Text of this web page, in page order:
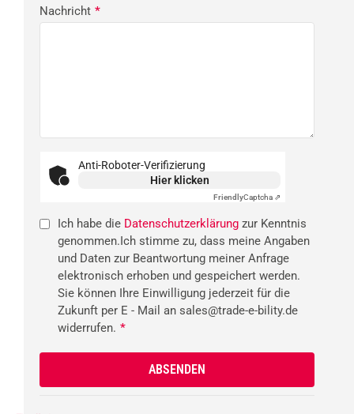
Nachricht *
Anti-Roboter-Verifizierung
Hier klicken
FriendlyCaptcha ⇗
Ich habe die Datenschutzerklärung zur Kenntnis
genommen.Ich stimme zu, dass meine Angaben
und Daten zur Beantwortung meiner Anfrage
elektronisch erhoben und gespeichert werden.
Sie können Ihre Einwilligung jederzeit für die
Zukunft per E - Mail an sales@trade-e-bility.de
widerrufen. *